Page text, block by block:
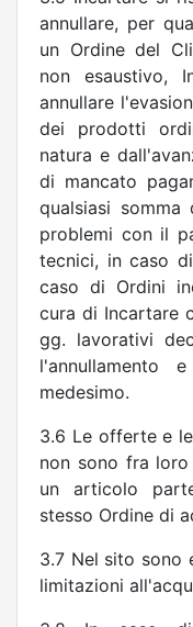
annullare, per
un Ordine del
non esaustivo,
annullare
dei prodotti
natura e
di mancato
qualsiasi
problemi con il
tecnici, in caso
caso di Ordini
cura di Incartare
gg. lavorativi
l'annullamento
medesimo.
3.6 Le offerte e
non sono fra
un articolo
stesso Ordine di
3.7 Nel sito sono
limitazioni